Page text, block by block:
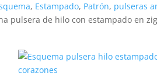
, Estampado, Patrón, pulseras